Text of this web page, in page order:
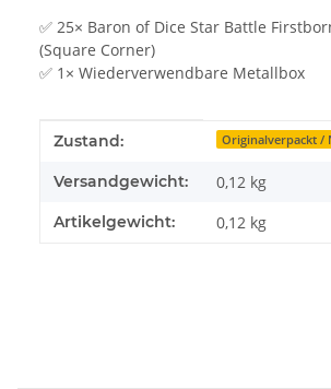
✅ 25× Baron of Dice Star Battle
(Square Corner)
✅ 1× Wiederverwendbare Metallbox
Produkteigenschaft
Wert
Zustand: Originalverpackt /
Versandgewicht: 0,12 kg
Artikelgewicht: 0,12 kg